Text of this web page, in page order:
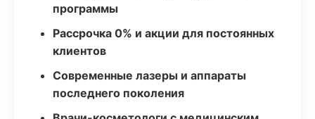
программы
Рассрочка 0% и акции для постоянных
клиентов
Современные лазеры и аппараты
последнего поколения